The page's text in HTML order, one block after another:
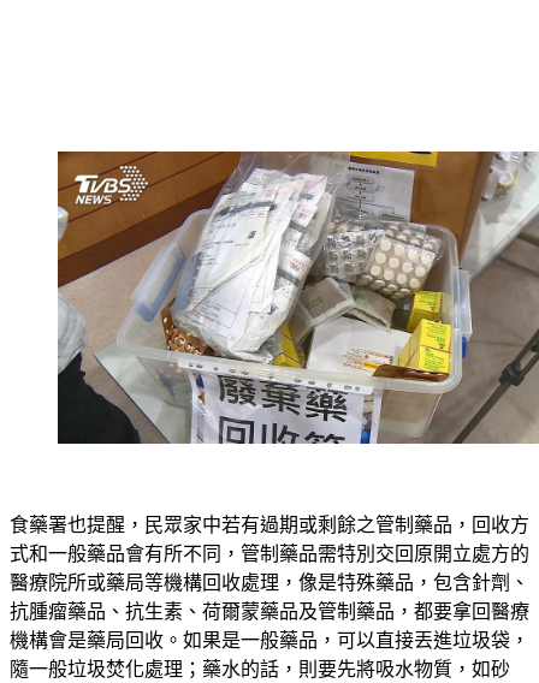
食藥署也提醒，民眾家中若有過期或剩餘之管制藥品，回收方
式和一般藥品會有所不同，管制藥品需特別交回原開立處方的
醫療院所或藥局等機構回收處理，像是特殊藥品，包含針劑、
抗腫瘤藥品、抗生素、荷爾蒙藥品及管制藥品，都要拿回醫療
機構會是藥局回收。如果是一般藥品，可以直接丟進垃圾袋，
隨一般垃圾焚化處理；藥水的話，則要先將吸水物質，如砂